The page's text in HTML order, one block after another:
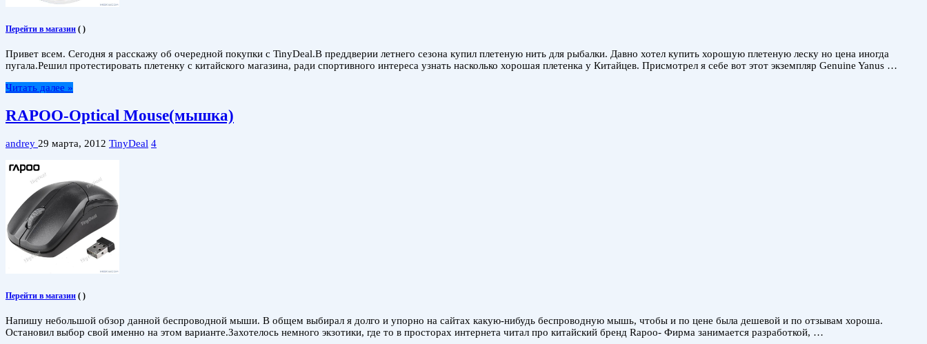
Перейти в магазин ( )
Привет всем. Сегодня я расскажу об очередной покупки с TinyDeal.В преддверии летнего сезона купил плетеную нить для рыбалки. Давно хотел купить хорошую плетеную леску но цена иногда
пугала.Решил протестировать плетенку с китайского магазина, ради спортивного интереса узнать насколько хорошая плетенка у Китайцев. Присмотрел я себе вот этот экземпляр Genuine Yanus …
Читать далее »
RAPOO-Optical Mouse(мышка)
andrey 29 марта, 2012 TinyDeal 4
Перейти в магазин ( )
Напишу небольшой обзор данной беспроводной мыши. В общем выбирал я долго и упорно на сайтах какую-нибудь беспроводную мышь, чтобы и по цене была дешевой и по отзывам хороша.
Остановил выбор свой именно на этом варианте.Захотелось немного экзотики, где то в просторах интернета читал про китайский бренд Rapoo- Фирма занимается разработкой, …